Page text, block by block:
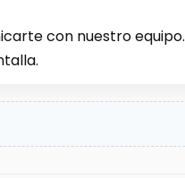
con nuestro equipo.